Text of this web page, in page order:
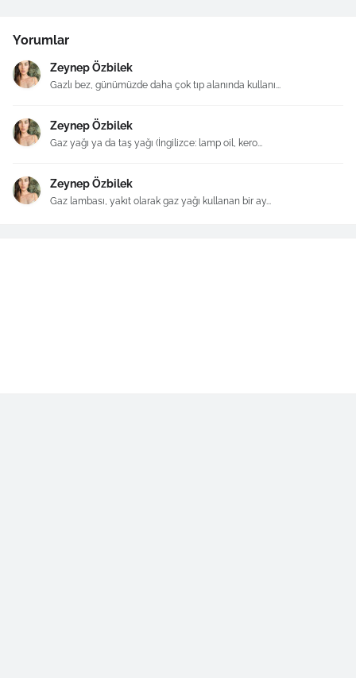
Yorumlar
Zeynep Özbilek
Gazlı bez, günümüzde daha çok tıp alanında kullanı...
Zeynep Özbilek
Gaz yağı ya da taş yağı (İngilizce: lamp oil, kero...
Zeynep Özbilek
Gaz lambası, yakıt olarak gaz yağı kullanan bir ay...